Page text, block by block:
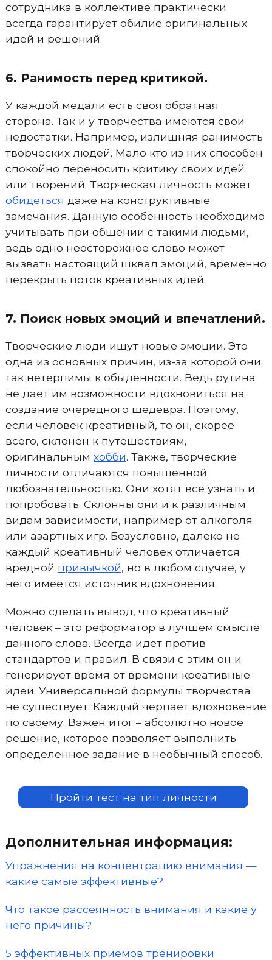
сотрудника в коллективе практически
всегда гарантирует обилие оригинальных
идей и решений.
6. Ранимость перед критикой.
У каждой медали есть своя обратная
сторона. Так и у творчества имеются свои
недостатки. Например, излишняя ранимость
творческих людей. Мало кто из них способен
спокойно переносить критику своих идей
или творений. Творческая личность может
обидеться даже на конструктивные
замечания. Данную особенность необходимо
учитывать при общении с такими людьми,
ведь одно неосторожное слово может
вызвать настоящий шквал эмоций, временно
перекрыть поток креативных идей.
7. Поиск новых эмоций и впечатлений.
Творческие люди ищут новые эмоции. Это
одна из основных причин, из-за которой они
так нетерпимы к обыденности. Ведь рутина
не дает им возможности вдохновиться на
создание очередного шедевра. Поэтому,
если человек креативный, то он, скорее
всего, склонен к путешествиям,
оригинальным хобби. Также, творческие
личности отличаются повышенной
любознательностью. Они хотят все узнать и
попробовать. Склонны они и к различным
видам зависимости, например от алкоголя
или азартных игр. Безусловно, далеко не
каждый креативный человек отличается
вредной привычкой, но в любом случае, у
него имеется источник вдохновения.
Можно сделать вывод, что креативный
человек – это реформатор в лучшем смысле
данного слова. Всегда идет против
стандартов и правил. В связи с этим он и
генерирует время от времени креативные
идеи. Универсальной формулы творчества
не существует. Каждый черпает вдохновение
по своему. Важен итог – абсолютно новое
решение, которое позволяет выполнить
определенное задание в необычный способ.
Пройти тест на тип личности
Дополнительная информация:
Упражнения на концентрацию внимания —
какие самые эффективные?
Что такое рассеянность внимания и какие у
него причины?
5 эффективных приемов тренировки